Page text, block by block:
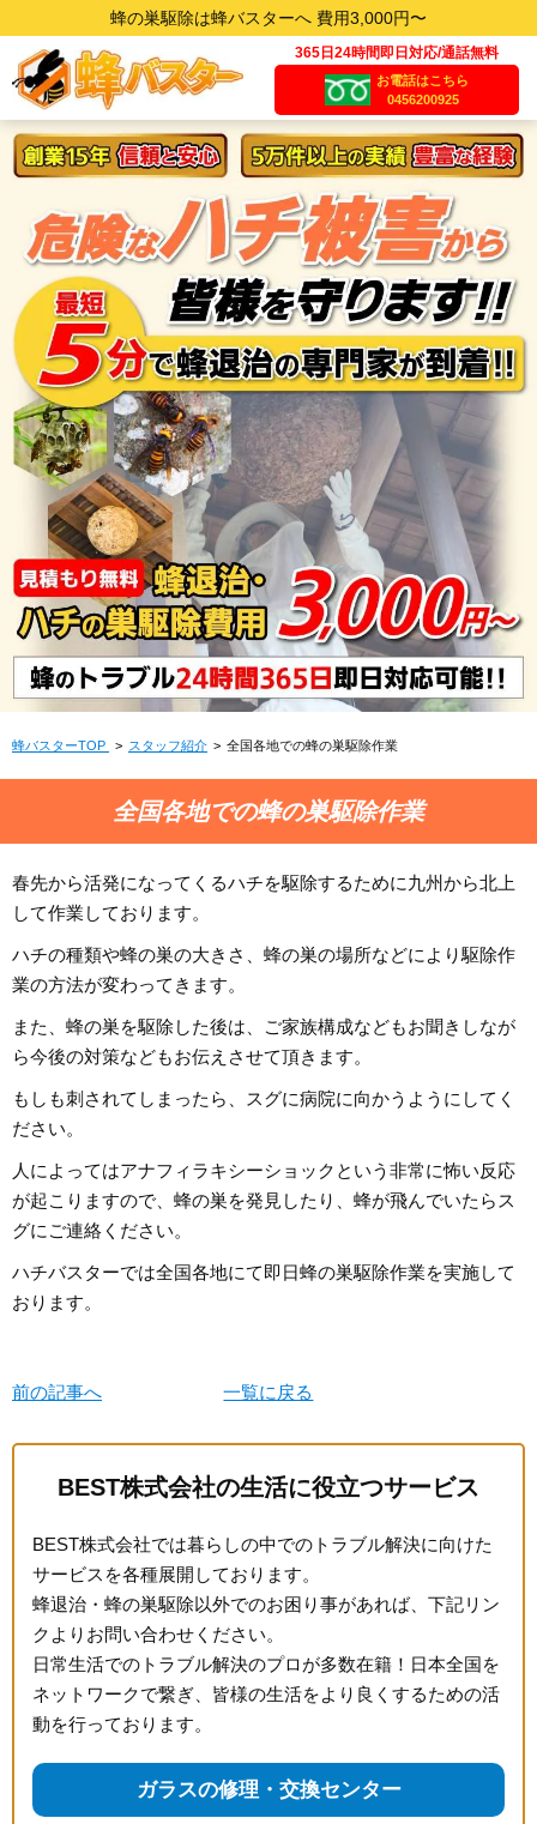
蜂の巣駆除は蜂バスターへ 費用3,000円〜
365日24時間即日対応/通話無料
お電話はこちら
0456200925
蜂バスターTOP スタッフ紹介 全国各地での蜂の巣駆除作業
全国各地での蜂の巣駆除作業
春先から活発になってくるハチを駆除するために九州から北上
して作業しております。
ハチの種類や蜂の巣の大きさ、蜂の巣の場所などにより駆除作
業の方法が変わってきます。
また、蜂の巣を駆除した後は、ご家族構成などもお聞きしなが
ら今後の対策などもお伝えさせて頂きます。
もしも刺されてしまったら、スグに病院に向かうようにしてく
ださい。
人によってはアナフィラキシーショックという非常に怖い反応
が起こりますので、蜂の巣を発見したり、蜂が飛んでいたらス
グにご連絡ください。
ハチバスターでは全国各地にて即日蜂の巣駆除作業を実施して
おります。
前の記事へ 一覧に戻る
BEST株式会社の生活に役立つサービス
BEST株式会社では暮らしの中でのトラブル解決に向けた
サービスを各種展開しております。
蜂退治・蜂の巣駆除以外でのお困り事があれば、下記リン
クよりお問い合わせください。
日常生活でのトラブル解決のプロが多数在籍！日本全国を
ネットワークで繋ぎ、皆様の生活をより良くするための活
動を行っております。
ガラスの修理・交換センター